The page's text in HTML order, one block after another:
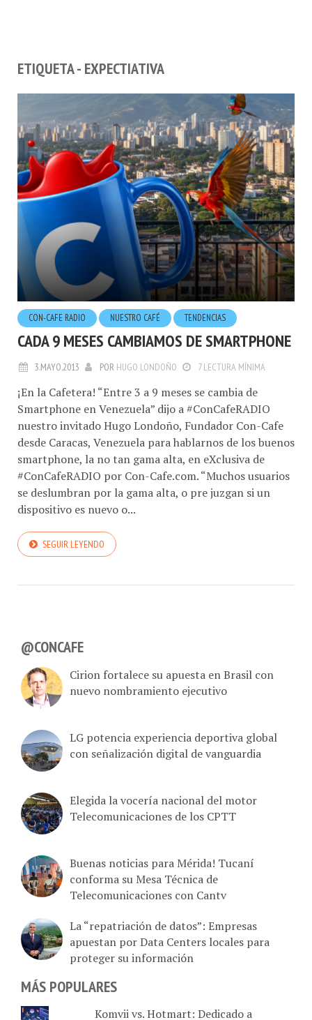
ETIQUETA - EXPECTIATIVA
CON-CAFE RADIO NUESTRO CAFÉ TENDENCIAS
CADA 9 MESES CAMBIAMOS DE SMARTPHONE
3.MAYO.2013 POR HUGO LONDOÑO 7 LECTURA MÍNIMA
¡En la Cafetera! “Entre 3 a 9 meses se cambia de
Smartphone en Venezuela” dijo a #ConCafeRADIO
nuestro invitado Hugo Londoño, Fundador Con-Cafe
desde Caracas, Venezuela para hablarnos de los buenos
smartphone, la no tan gama alta, en eXclusiva de
#ConCafeRADIO por Con-Cafe.com. “Muchos usuarios
se deslumbran por la gama alta, o pre juzgan si un
dispositivo es nuevo o...
SEGUIR LEYENDO
@CONCAFE
Cirion fortalece su apuesta en Brasil con
nuevo nombramiento ejecutivo
LG potencia experiencia deportiva global
con señalización digital de vanguardia
Elegida la vocería nacional del motor
Telecomunicaciones de los CPTT
Buenas noticias para Mérida! Tucaní
conforma su Mesa Técnica de
Telecomunicaciones con Cantv
La “repatriación de datos”: Empresas
apuestan por Data Centers locales para
proteger su información
MÁS POPULARES
Komvii vs. Hotmart: Dedicado a